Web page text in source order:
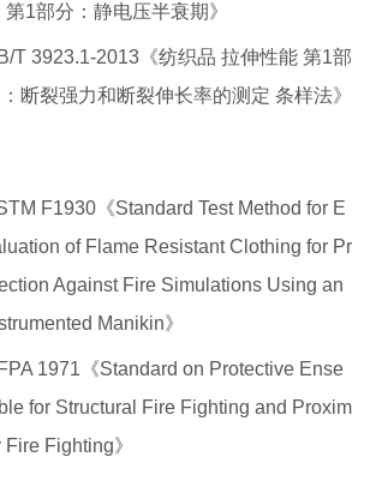
第1部分：静电压半衰期》
T 3923.1-2013《纺织品 拉伸性能 第1部
断裂强力和断裂伸长率的测定 条样法》
F1930《Standard Test Method for E
of Flame Resistant Clothing for Pr
Against Fire Simulations Using an
Manikin》
1971《Standard on Protective Ense
for Structural Fire Fighting and Proxim
Fire Fighting》